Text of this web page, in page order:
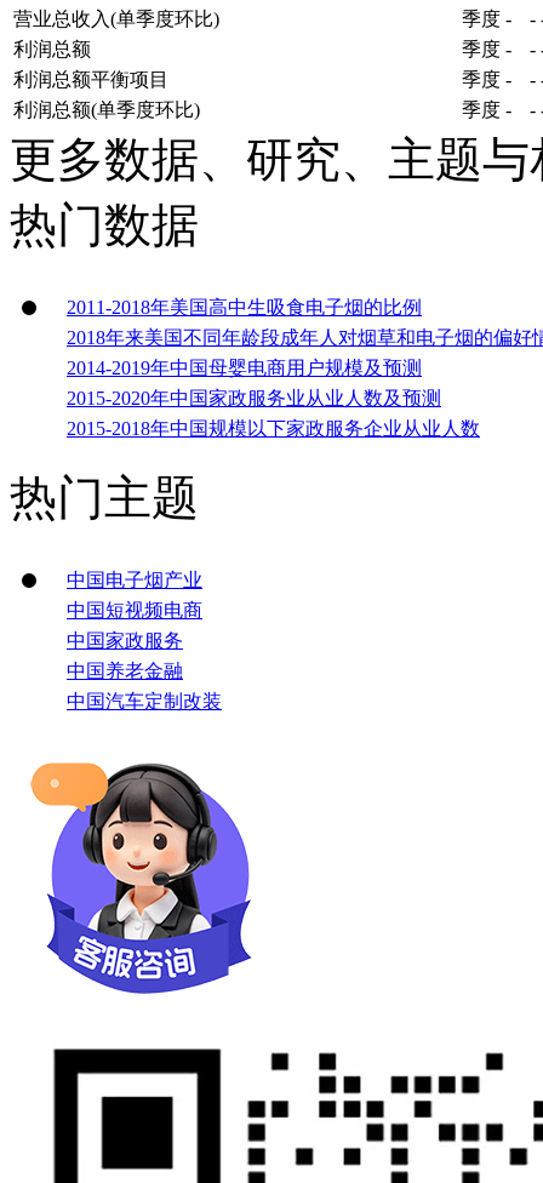
营业总收入(单季度环比)
季度 - -
利润总额
季度 - -
利润总额平衡项目
季度 - -
利润总额(单季度环比)
季度 - -
更多数据、研究、主题
热门数据
2011-2018年美国高中生吸食电子烟的比例
2018年来美国不同年龄段成年人对烟草和电子烟的偏好
2014-2019年中国母婴电商用户规模及预测
2015-2020年中国家政服务业从业人数及预测
2015-2018年中国规模以下家政服务企业从业人数
热门主题
中国电子烟产业
中国短视频电商
中国家政服务
中国养老金融
中国汽车定制改装